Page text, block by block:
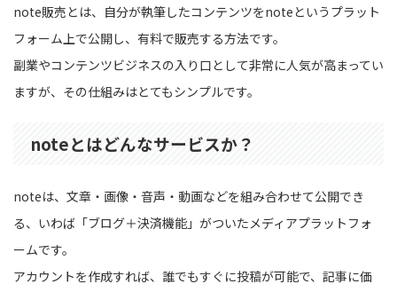
note販売とは、自分が執筆したコンテンツをnoteというプラット
フォーム上で公開し、有料で販売する方法です。
副業やコンテンツビジネスの入り口として非常に人気が高まってい
ますが、その仕組みはとてもシンプルです。
noteとはどんなサービスか？
noteは、文章・画像・音声・動画などを組み合わせて公開でき
る、いわば「ブログ＋決済機能」がついたメディアプラットフォ
ームです。
アカウントを作成すれば、誰でもすぐに投稿が可能で、記事に価